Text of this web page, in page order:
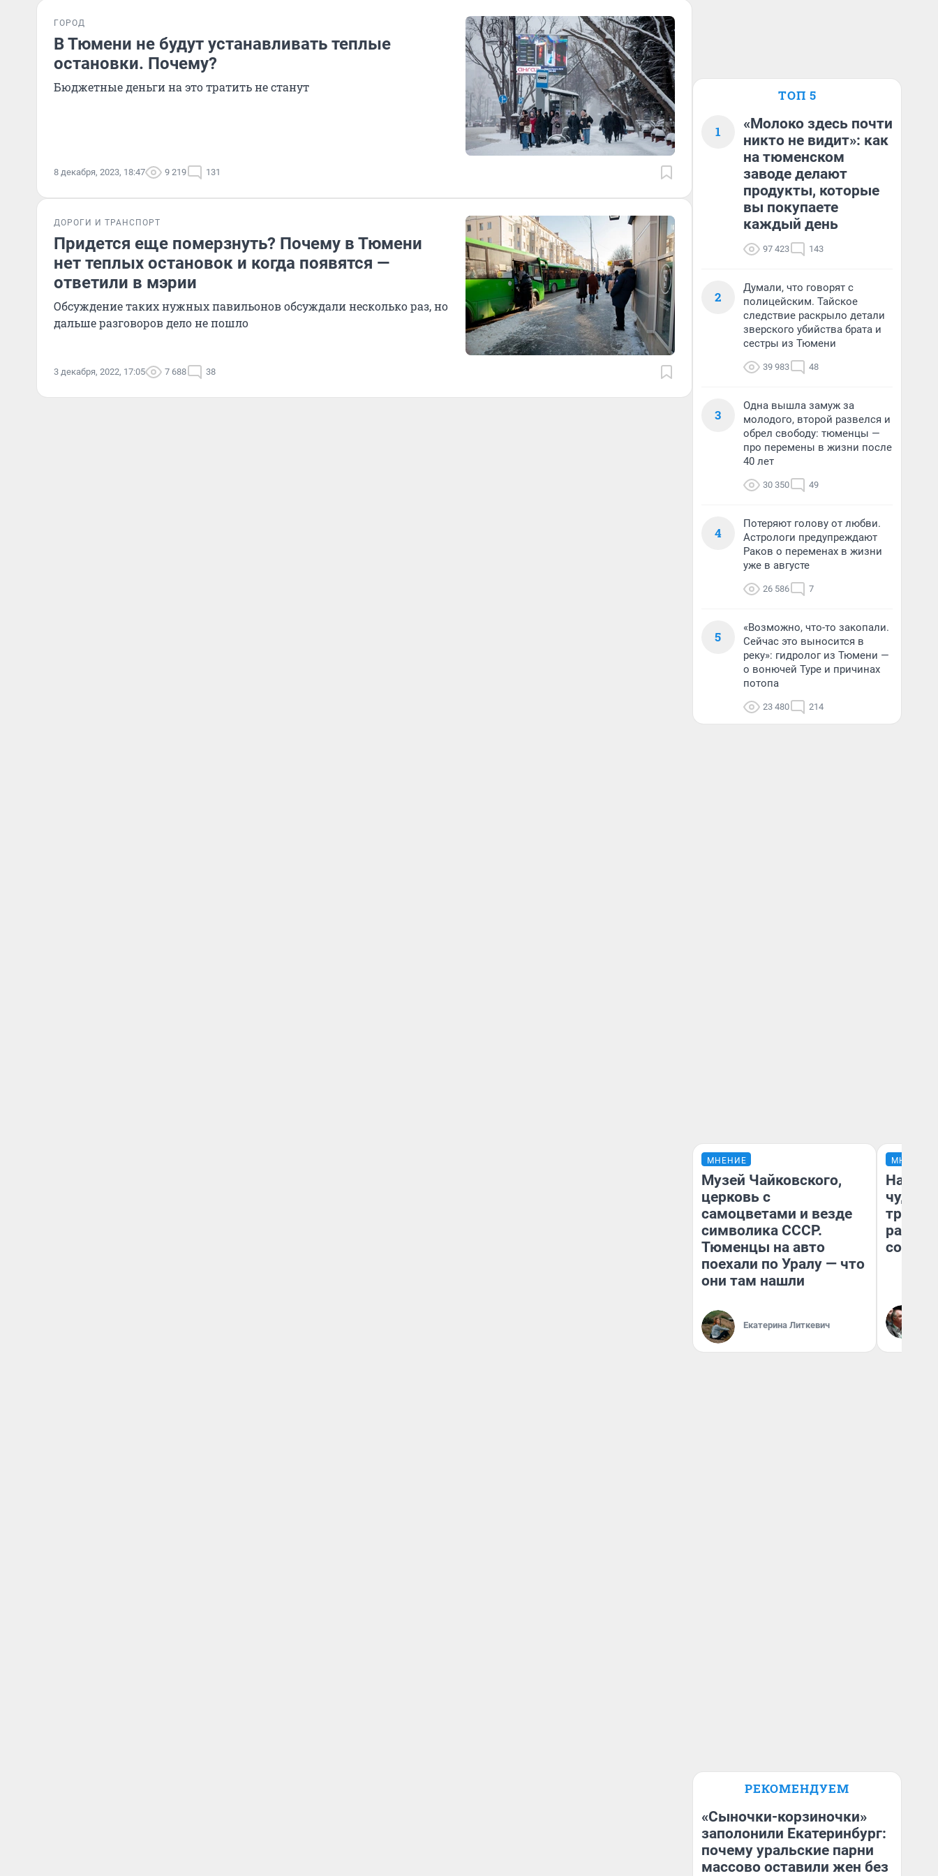
ГОРОД
В Тюмени не будут устанавливать теплые
остановки. Почему?
Бюджетные деньги на это тратить не станут
8 декабря, 2023, 18:47 9 219 131
ДОРОГИ И ТРАНСПОРТ
Придется еще померзнуть? Почему в Тюмени
нет теплых остановок и когда появятся —
ответили в мэрии
Обсуждение таких нужных павильонов обсуждали несколько раз, но
дальше разговоров дело не пошло
3 декабря, 2022, 17:05 7 688 38
ТОП 5
1
«Молоко здесь почти
никто не видит»: как
на тюменском
заводе делают
продукты, которые
вы покупаете
каждый день
97 423 143
2
Думали, что говорят с
полицейским. Тайское
следствие раскрыло детали
зверского убийства брата и
сестры из Тюмени
39 983 48
3
Одна вышла замуж за
молодого, второй развелся и
обрел свободу: тюменцы —
про перемены в жизни после
40 лет
30 350 49
4
Потеряют голову от любви.
Астрологи предупреждают
Раков о переменах в жизни
уже в августе
26 586 7
5
«Возможно, что-то закопали.
Сейчас это выносится в
реку»: гидролог из Тюмени —
о вонючей Туре и причинах
потопа
23 480 214
МНЕНИЕ
Музей Чайковского,
церковь с
самоцветами и везде
символика СССР.
Тюменцы на авто
поехали по Уралу — что
они там нашли
Екатерина Литкевич
МНЕНИЕ
чудом
РЕКОМЕНДУЕМ
«Сыночки-корзиночки»
заполонили Екатеринбург:
почему уральские парни
массово оставили жен без